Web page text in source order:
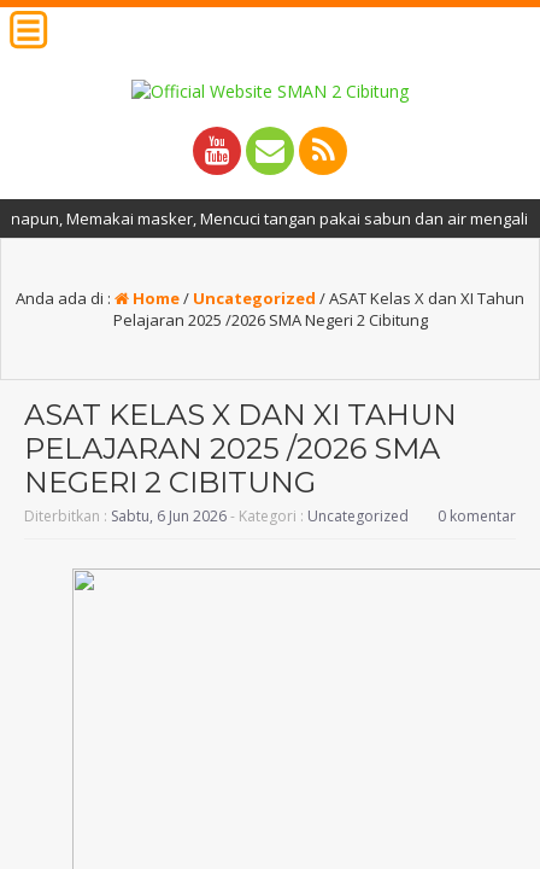
Mencuci tangan pakai sabun dan air mengalir, Menjaga
Anda ada di : Home/ Uncategorized /ASAT Kelas X dan XI Tahun
Pelajaran 2025 /2026 SMA Negeri 2 Cibitung
ASAT KELAS X DAN XI TAHUN
PELAJARAN 2025 /2026 SMA
NEGERI 2 CIBITUNG
Diterbitkan : Sabtu, 6 Jun 2026- Kategori : Uncategorized 0 komentar